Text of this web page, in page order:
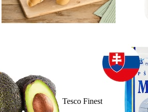
Tesco Finest